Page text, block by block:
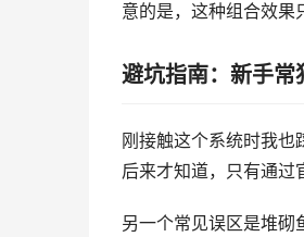
意的是，这种组合效果
避坑指南：新手常
刚接触这个系统时我也
后来才知道，只有通过
另一个常见误区是堆砌